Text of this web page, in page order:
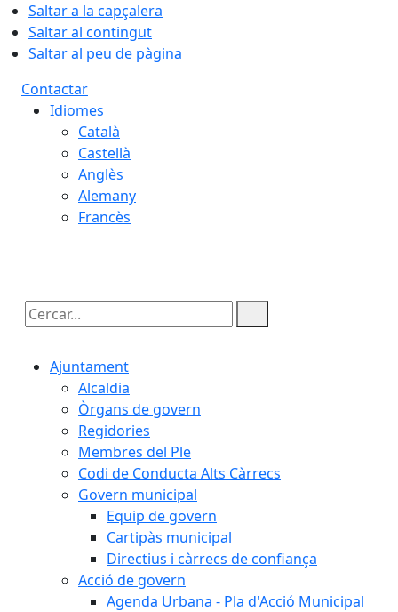
Saltar a la capçalera
Saltar al contingut
Saltar al peu de pàgina
Contactar
Idiomes
Català
Castellà
Anglès
Alemany
Francès
Cercar:
Ajuntament
Alcaldia
Òrgans de govern
Regidories
Membres del Ple
Codi de Conducta Alts Càrrecs
Govern municipal
Equip de govern
Cartipàs municipal
Directius i càrrecs de confiança
Acció de govern
Agenda Urbana - Pla d'Acció Municipal